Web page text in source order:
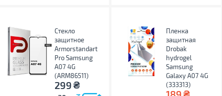
Стекло
защитное
Armorstandart
Pro Samsung
A07 4G
(ARM86511)
299₴
Пленка
защитная
Drobak
hydrogel
Samsung
Galaxy A07 4G
(333313)
₴